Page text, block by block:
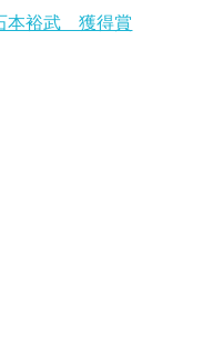
本裕武 獲得賞